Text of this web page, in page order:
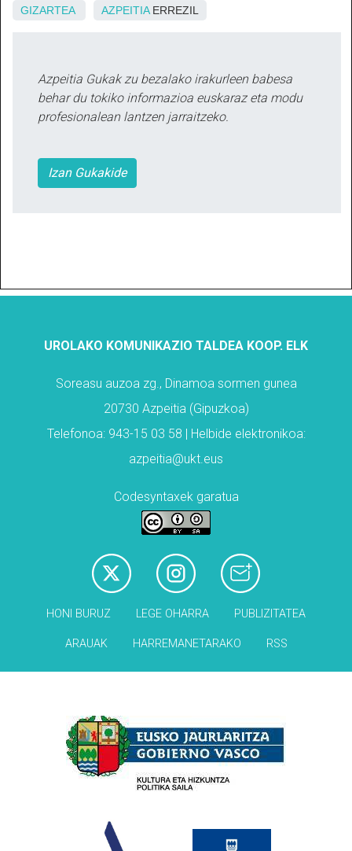
GIZARTEA AZPEITIAERREZIL
Azpeitia Gukak zu bezalako irakurleen babesa
behar du tokiko informazioa euskaraz eta modu
profesionalean lantzen jarraitzeko.
Izan Gukakide
UROLAKO KOMUNIKAZIO TALDEA KOOP. ELK
Soreasu auzoa zg., Dinamoa sormen gunea
20730 Azpeitia (Gipuzkoa)
Telefonoa: 943-15 03 58 | Helbide elektronikoa:
azpeitia@ukt.eus
Codesyntaxek garatua
HONI BURUZ LEGE OHARRA PUBLIZITATEA
ARAUAK HARREMANETARAKO RSS